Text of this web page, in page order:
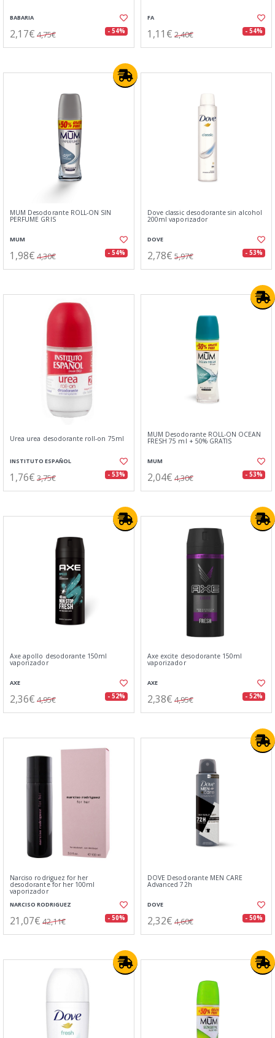
BABARIA
2,17€ 4,75€ - 54%
FA
1,11€ 2,40€ - 54%
MUM Desodorante ROLL-ON SIN
PERFUME GRIS
MUM
1,98€ 4,30€ - 54%
Dove classic desodorante sin alcohol
200ml vaporizador
DOVE
2,78€ 5,97€ - 53%
Urea urea desodorante roll-on 75ml
INSTITUTO ESPAÑOL
1,76€ 3,75€ - 53%
MUM Desodorante ROLL-ON OCEAN
FRESH 75 ml + 50% GRATIS
MUM
2,04€ 4,30€ - 53%
Axe apollo desodorante 150ml
vaporizador
AXE
2,36€ 4,95€ - 52%
Axe excite desodorante 150ml
vaporizador
AXE
2,38€ 4,95€ - 52%
Narciso rodriguez for her
desodorante for her 100ml
vaporizador
NARCISO RODRIGUEZ
21,07€ 42,11€ - 50%
DOVE Desodorante MEN CARE
Advanced 72h
DOVE
2,32€ 4,60€ - 50%